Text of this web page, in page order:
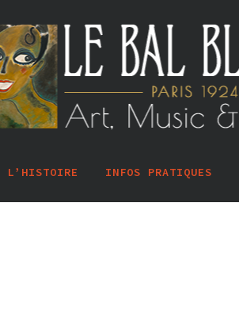
L’HISTOIRE INFOS PRATIQUES